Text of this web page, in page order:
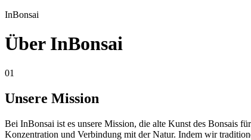
InBonsai
Über InBonsai
01
Unsere Mission
Bei InBonsai ist es unsere Mission, die alte Kunst des Bonsais
Konzentration und Verbindung mit der Natur. Indem wir